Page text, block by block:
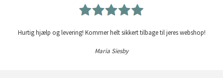
Hurtig hjælp og levering! Kommer helt sikkert tilbage til jeres webshop!
Maria Siesby